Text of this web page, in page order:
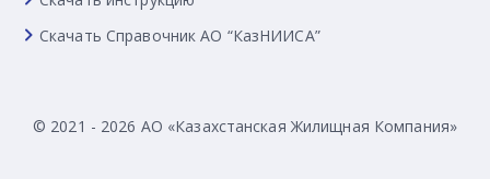
Скачать Справочник АО “КазНИИСА”
© 2021 - 2026 АО «Казахстанская Жилищная Компания»